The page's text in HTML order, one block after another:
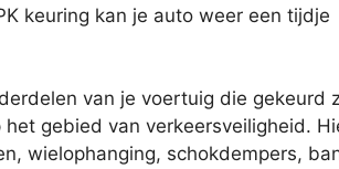
keuring kan je auto weer een tijdje
van je voertuig die gekeurd
gebied van verkeersveiligheid.
wielophanging, schokdempers,